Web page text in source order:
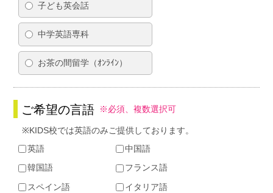
子ども英会話
中学英語専科
お茶の間留学（ｵﾝﾗｲﾝ）
ご希望の言語 ※必須、複数選択可
※KIDS校では英語のみご提供しております。
英語
中国語
韓国語
フランス語
スペイン語
イタリア語